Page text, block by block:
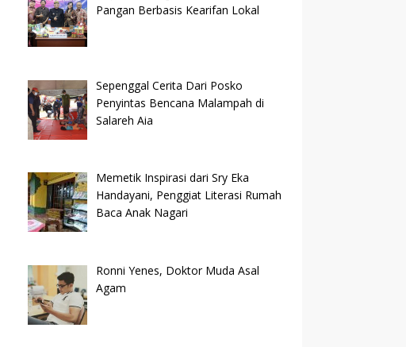
Pangan Berbasis Kearifan Lokal
Sepenggal Cerita Dari Posko
Penyintas Bencana Malampah di
Salareh Aia
Memetik Inspirasi dari Sry Eka
Handayani, Penggiat Literasi Rumah
Baca Anak Nagari
Ronni Yenes, Doktor Muda Asal
Agam